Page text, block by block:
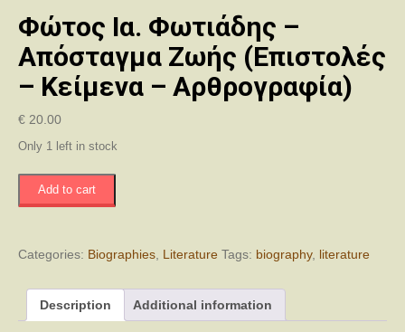
Φώτος Ια. Φωτιάδης –
Απόσταγμα Ζωής (Επιστολές
– Κείμενα – Αρθρογραφία)
€ 20.00
Only 1 left in stock
Φώτος
Απόσταγμα
(Επιστολές
Add to cart
Categories: Biographies Literature Tags: biography, literature
Description Additional information